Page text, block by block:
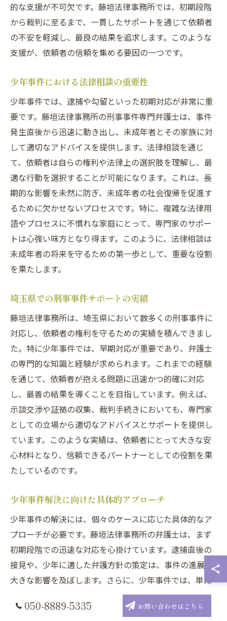
的な支援が不可欠です。藤垣法律事務所では、初期段階
から裁判に至るまで、一貫したサポートを通じて依頼者
の不安を軽減し、最良の結果を追求します。このような
支援が、依頼者の信頼を集める要因の一つです。
少年事件における法律相談の重要性
少年事件では、逮捕や勾留といった初期対応が非常に重
要です。藤垣法律事務所の刑事事件専門弁護士は、事件
発生直後から迅速に動き出し、未成年者とその家族に対
して適切なアドバイスを提供します。法律相談を通じ
て、依頼者は自らの権利や法律上の選択肢を理解し、最
適な行動を選択することが可能になります。これは、長
期的な影響を未然に防ぎ、未成年者の社会復帰を促進す
るために欠かせないプロセスです。特に、複雑な法律用
語やプロセスに不慣れな家庭にとって、専門家のサポー
トは心強い味方となり得ます。このように、法律相談は
未成年者の将来を守るための第一歩として、重要な役割
を果たします。
埼玉県での刑事事件サポートの実績
藤垣法律事務所は、埼玉県において数多くの刑事事件に
対応し、依頼者の権利を守るための実績を積んできまし
た。特に少年事件では、早期対応が重要であり、弁護士
の専門的な知識と経験が求められます。これまでの経験
を通じて、依頼者が抱える問題に迅速かつ的確に対応
し、最善の結果を導くことを目指しています。例えば、
示談交渉や証拠の収集、裁判手続きにおいても、専門家
としての立場から適切なアドバイスとサポートを提供し
ています。このような実績は、依頼者にとって大きな安
心材料となり、信頼できるパートナーとしての役割を果
たしているのです。
少年事件解決に向けた具体的アプローチ
少年事件の解決には、個々のケースに応じた具体的なア
プローチが必要です。藤垣法律事務所の弁護士は、まず
初期段階での迅速な対応を心掛けています。逮捕直後の
接見や、少年に適した弁護方針の策定は、事件の進展に
大きな影響を及ぼします。さらに、少年事件では、単に
法律的な解決だけでなく、少年の将来を見据えたサポー
トが重要です。そのため、感情面のケアや、家族との連
050-8889-5335 お問い合わせはこちら